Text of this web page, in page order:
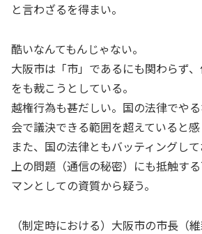
と言わざるを得まい。
酷いなんてもんじゃない。
大阪市は「市」であるにも関わらず
をも裁こうとしている。
越権行為も甚だしい。国の法律でや
会で議決できる範囲を超えていると感
また、国の法律ともバッティングし
上の問題（通信の秘密）にも抵触す
マンとしての資質から疑う。
（制定時における）大阪市の市長（